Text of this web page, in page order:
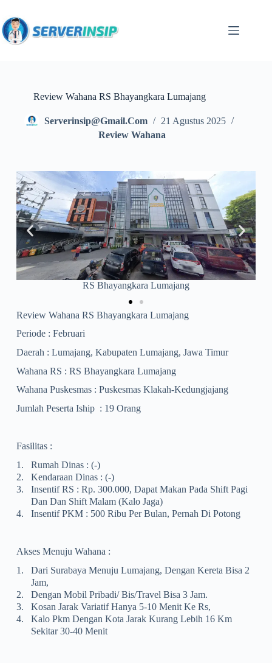
Review Wahana RS Bhayangkara Lumajang
Serverinsip@gmail.com
21 Agustus 2025
Review Wahana
Puskesmas Klakah-Kedungjajang
Review Wahana RS Bhayangkara Lumajang
Periode : Februari
Daerah : Lumajang, Kabupaten Lumajang, Jawa Timur
Wahana RS : RS Bhayangkara Lumajang
Wahana Puskesmas : Puskesmas Klakah-Kedungjajang
Jumlah Peserta Iship : 19 Orang
Fasilitas :
1.
Rumah Dinas : (-)
2.
Kendaraan Dinas : (-)
3.
Insentif RS : Rp. 300.000, Dapat Makan Pada Shift Pagi
Dan Dan Shift Malam (kalo Jaga)
4.
Insentif PKM : 500 Ribu Per Bulan, Pernah Di Potong
Akses Menuju Wahana :
1.
Dari Surabaya Menuju Lumajang, Dengan Kereta Bisa 2
Jam,
2.
Dengan Mobil Pribadi/ Bis/travel Bisa 3 Jam.
3.
Kosan Jarak Variatif Hanya 5-10 Menit Ke Rs,
4.
Kalo Pkm Dengan Kota Jarak Kurang Lebih 16 Km
Sekitar 30-40 Menit